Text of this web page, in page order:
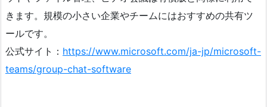
きます。規模の小さい企業やチームにはおすすめの共有ツ
ールです。
公式サイト： https://www.microsoft.com/ja-jp/microsoft-
teams/group-chat-software